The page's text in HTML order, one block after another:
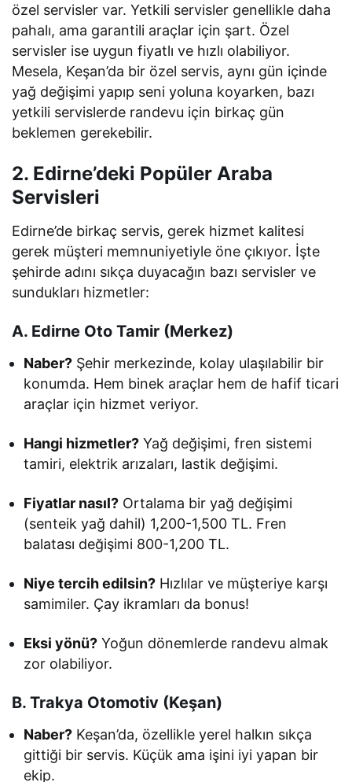
özel servisler var. Yetkili servisler genellikle daha
pahalı, ama garantili araçlar için şart. Özel
servisler ise uygun fiyatlı ve hızlı olabiliyor.
Mesela, Keşan’da bir özel servis, aynı gün içinde
yağ değişimi yapıp seni yoluna koyarken, bazı
yetkili servislerde randevu için birkaç gün
beklemen gerekebilir.
2. Edirne’deki Popüler Araba
Servisleri
Edirne’de birkaç servis, gerek hizmet kalitesi
gerek müşteri memnuniyetiyle öne çıkıyor. İşte
şehirde adını sıkça duyacağın bazı servisler ve
sundukları hizmetler:
A. Edirne Oto Tamir (Merkez)
Naber? Şehir merkezinde, kolay ulaşılabilir bir
konumda. Hem binek araçlar hem de hafif ticari
araçlar için hizmet veriyor.
Hangi hizmetler? Yağ değişimi, fren sistemi
tamiri, elektrik arızaları, lastik değişimi.
Fiyatlar nasıl? Ortalama bir yağ değişimi
(senteik yağ dahil) 1,200-1,500 TL. Fren
balatası değişimi 800-1,200 TL.
Niye tercih edilsin? Hızlılar ve müşteriye karşı
samimiler. Çay ikramları da bonus!
Eksi yönü? Yoğun dönemlerde randevu almak
zor olabiliyor.
B. Trakya Otomotiv (Keşan)
Naber? Keşan’da, özellikle yerel halkın sıkça
gittiği bir servis. Küçük ama işini iyi yapan bir
ekip.